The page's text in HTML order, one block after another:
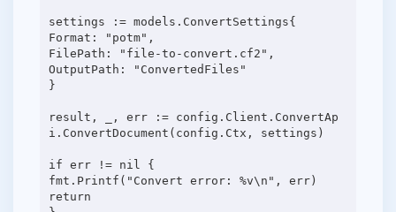
settings := models.ConvertSettings{
Format: "potm",
FilePath: "file-to-convert.cf2",
OutputPath: "ConvertedFiles"
}
result, _, err := config.Client.ConvertAp
i.ConvertDocument(config.Ctx, settings)
if err != nil {
fmt.Printf("Convert error: %v\n", err)
return